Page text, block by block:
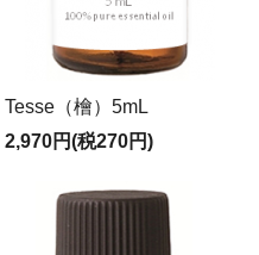
Tesse（檜）5mL
2,970円(税270円)